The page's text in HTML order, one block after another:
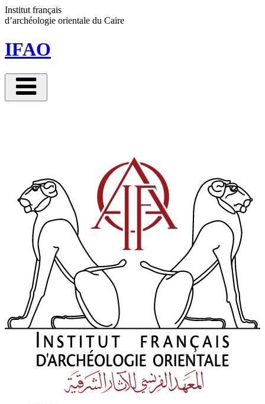
Institut français
d’archéologie orientale du Caire
IFAO
Panneau de gestion des cookies